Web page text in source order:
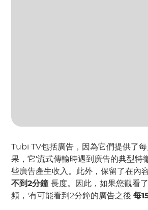
Tubi TV包括廣告，因為它們提供了
果，它'流式傳輸時遇到廣告的典型特
些廣告產生收入。此外，保留了在內
不到2分鐘長度。因此，如果您觀看
頻，'有可能看到2分鐘的廣告之後每